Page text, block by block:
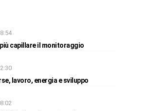
capillare il monitoraggio
lavoro, energia e sviluppo